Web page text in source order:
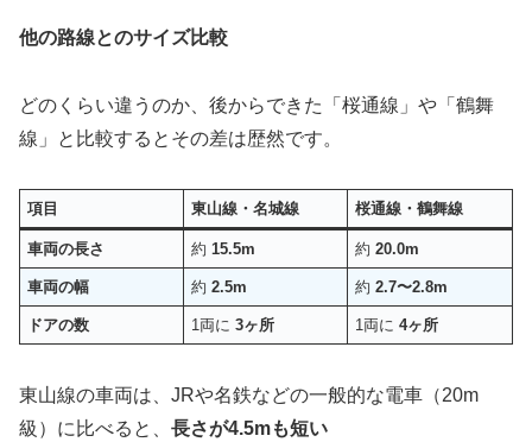
他の路線とのサイズ比較
どのくらい違うのか、後からできた「桜通線」や「鶴舞
線」と比較するとその差は歴然です。
項目 東山線・名城線 桜通線・鶴舞線
車両の長さ 約15.5m 約20.0m
車両の幅 約2.5m 約2.7〜2.8m
ドアの数 1両に3ヶ所 1両に4ヶ所
東山線の車両は、JRや名鉄などの一般的な電車（20m
級）に比べると、 長さが4.5mも短い